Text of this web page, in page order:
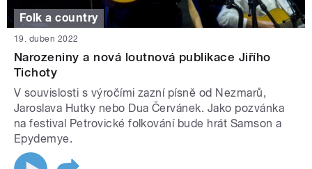
Folk a country
19. duben 2022
Narozeniny a nová loutnová publikace Jiřího
Tichoty
V souvislosti s výročími zazní písně od Nezmarů,
Jaroslava Hutky nebo Dua Červánek. Jako pozvánka
na festival Petrovické folkování bude hrát Samson a
Epydemye.